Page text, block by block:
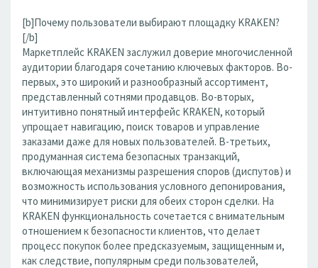
[b]Почему пользователи выбирают площадку KRAKEN?
[/b]
Маркетплейс KRAKEN заслужил доверие многочисленной
аудитории благодаря сочетанию ключевых факторов. Во-
первых, это широкий и разнообразный ассортимент,
представленный сотнями продавцов. Во-вторых,
интуитивно понятный интерфейс KRAKEN, который
упрощает навигацию, поиск товаров и управление
заказами даже для новых пользователей. В-третьих,
продуманная система безопасных транзакций,
включающая механизмы разрешения споров (диспутов) и
возможность использования условного депонирования,
что минимизирует риски для обеих сторон сделки. На
KRAKEN функциональность сочетается с внимательным
отношением к безопасности клиентов, что делает
процесс покупок более предсказуемым, защищенным и,
как следствие, популярным среди пользователей,